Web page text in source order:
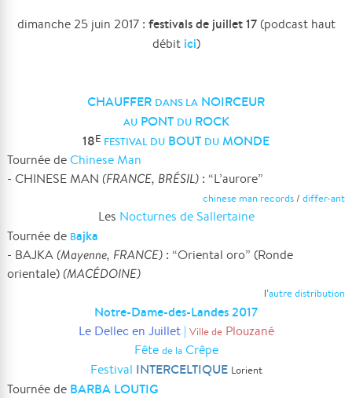
dimanche 25 juin 2017 : festivals de juillet 17(podcast haut
débit ici)
CHAUFFER DANS LA NOIRCEUR
AUPONT DUROCK
18E FESTIVAL DU BOUT DU MONDE
Tournée deChinese Man
- CHINESE MAN (FRANCE, BRÉSIL) : “L’aurore”
chinese man records/ differ-ant
Les Nocturnes de Sallertaine
Tournée de Bajka
- BAJKA (Mayenne, FRANCE) : “Oriental oro” (Ronde
orientale) (MACÉDOINE)
l’autre distribution
Notre-Dame-des-Landes 2017
Le Dellec en Juillet| Ville dePlouzané
Fête de laCrêpe
Festival INTERCELTIQUE Lorient
Tournée de BARBA LOUTIG